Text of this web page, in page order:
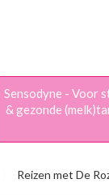
Sensodyne - Voor
& gezonde
Reizen met De